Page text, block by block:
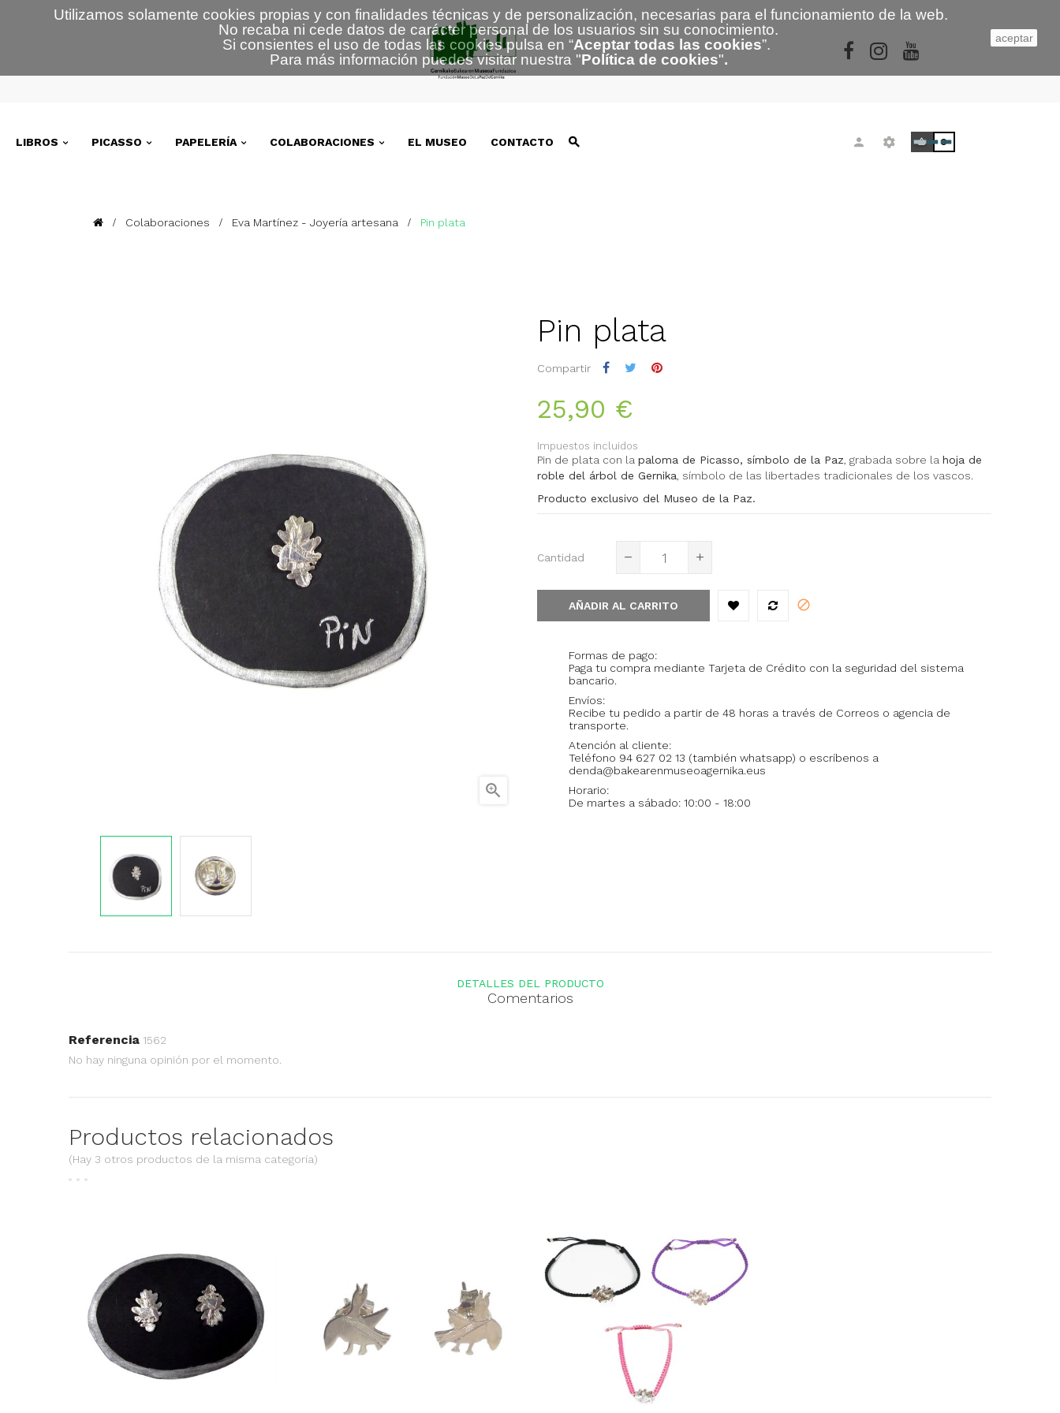
LIBROS PICASSO PAPELERÍA COLABORACIONES EL MUSEO CONTACTO 0
Colaboraciones Eva Martínez - Joyería artesana Pin plata

Pin plata
Compartir
25,90 €
Impuestos incluidos
Pin de plata con la paloma de Picasso, símbolo de la Paz, grabada sobre la hoja de
roble del árbol de Gernika, símbolo de las libertades tradicionales de los vascos.
Producto exclusivo del Museo de la Paz.
Cantidad
AÑADIR AL CARRITO
Formas de pago:
Paga tu compra mediante Tarjeta de Crédito con la seguridad del sistema
bancario.
Envíos:
Recibe tu pedido a partir de 48 horas a través de Correos o agencia de
transporte.
Atención al cliente:
Teléfono 94 627 02 13 (también whatsapp) o escríbenos a
denda@bakearenmuseoagernika.eus
Horario:
De martes a sábado: 10:00 - 18:00
DETALLES DEL PRODUCTO
Comentarios
Referencia 1562
No hay ninguna opinión por el momento.
Productos relacionados
(Hay 3 otros productos de la misma categoría)
Utilizamos solamente cookies propias y con finalidades técnicas y de personalización, necesarias para el funcionamiento de la web.
No recaba ni cede datos de carácter personal de los usuarios sin su conocimiento.
Si consientes el uso de todas las cookies pulsa en “Aceptar todas las cookies”.
Para más información puedes visitar nuestra "Política de cookies".
aceptar